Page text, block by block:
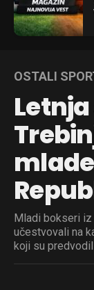
OSTALI
Mladi bokseri iz
učestvovali na
koji su